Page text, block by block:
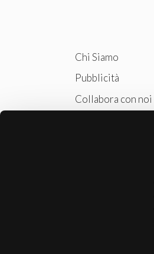
Chi Siamo
Pubblicità
Collabora con noi